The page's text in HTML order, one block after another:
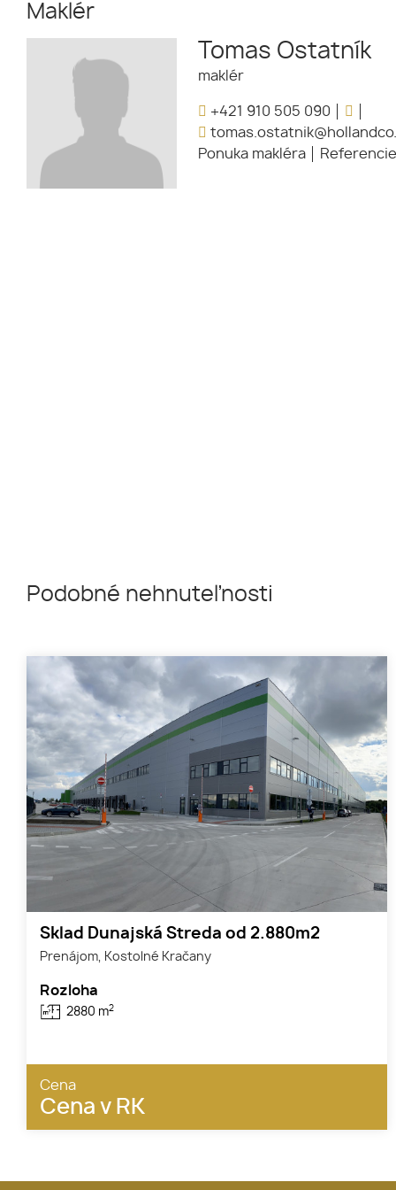
Maklér
Tomas Ostatník
maklér
+421 910 505 090
Ponuka makléra
Referencie
Podobné nehnuteľnosti
Sklad Dunajská Streda od 2.880m2
Prenájom, Kostolné Kračany
Rozloha
2880 m2
Cena
Cena v RK